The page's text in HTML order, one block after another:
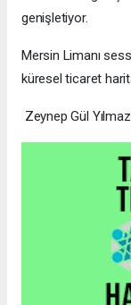
genişletiyor.
Mersin Limanı
küresel ticaret
Zeynep Gül Yılmaz